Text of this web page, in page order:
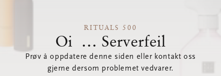
RITUALS 500
Oi … Serverfeil
Prøv å oppdatere denne siden eller kontakt oss
gjerne dersom problemet vedvarer.